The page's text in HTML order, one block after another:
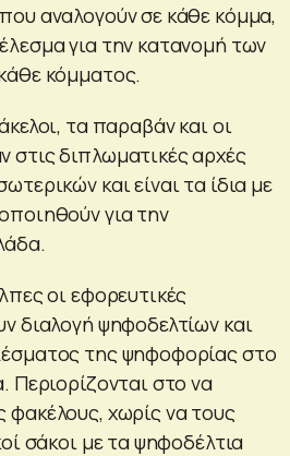
αναλογούν σε κάθε κόμμα,
για την κατανομή των
κόμματος.
τα παραβάν και οι
στις διπλωματικές αρχές
και είναι τα ίδια με
για την
οι εφορευτικές
διαλογή ψηφοδελτίων και
της ψηφοφορίας στο
Περιορίζονται στο να
φακέλους, χωρίς να τους
σάκοι με τα ψηφοδέλτια